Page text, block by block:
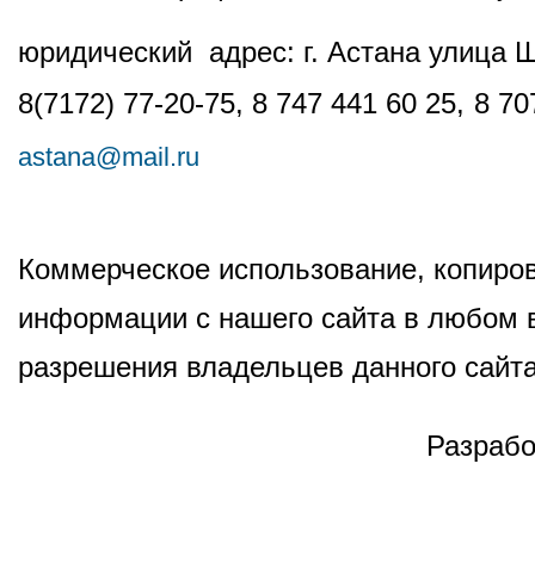
юридический адрес: г. Астана
8(7172) 77-20-75, 8 747 441 60 25, 8
astana@mail.ru
Коммерческое использование,
информации с нашего сайта в любом
разрешения владельцев данного